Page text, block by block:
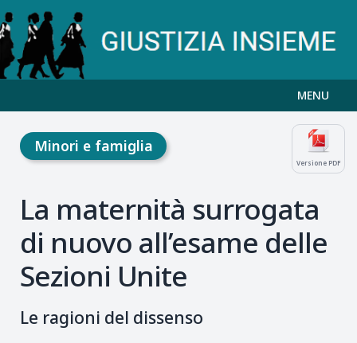
MENU
Versione PDF
Minori e famiglia
La maternità surrogata
di nuovo all’esame delle
Sezioni Unite
Le ragioni del dissenso